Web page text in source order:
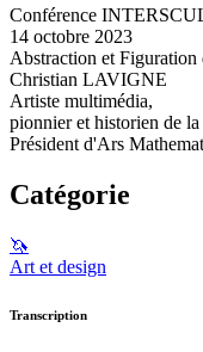
Conférence
14 octobre 2023
Abstraction et Figuration
Christian LAVIGNE
Artiste multimédia,
pionnier et historien de
Président d'Ars
Catégorie
🦄
Art et design
Transcription